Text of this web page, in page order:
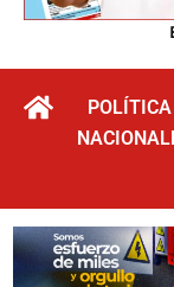
POLÍTICA